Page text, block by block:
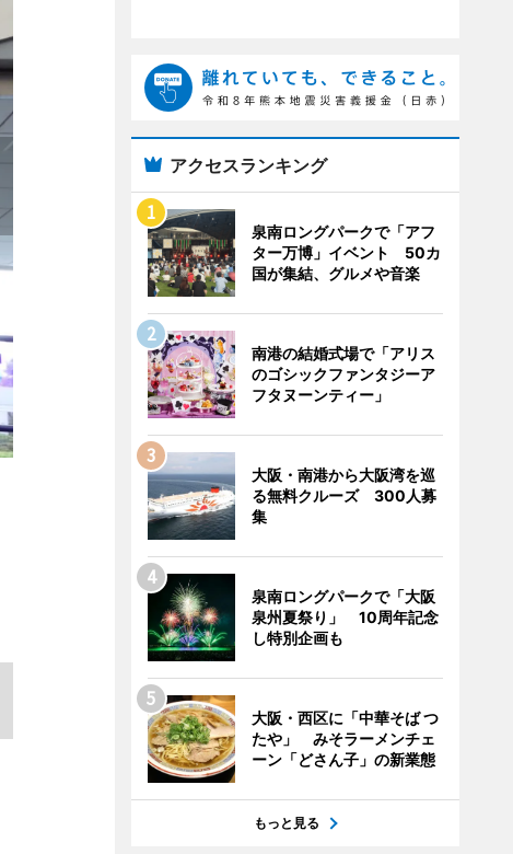
アクセスランキング
泉南ロングパークで「アフ
ター万博」イベント 50カ
国が集結、グルメや音楽
南港の結婚式場で「アリス
のゴシックファンタジーア
フタヌーンティー」
大阪・南港から大阪湾を巡
る無料クルーズ 300人募
集
泉南ロングパークで「大阪
泉州夏祭り」 10周年記念
し特別企画も
大阪・西区に「中華そば つ
たや」 みそラーメンチェ
ーン「どさん子」の新業態
もっと見る